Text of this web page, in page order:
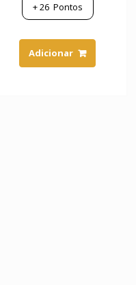
+26Pontos
Adicionar